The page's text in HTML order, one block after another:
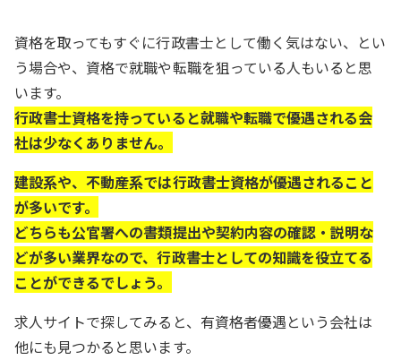
資格を取ってもすぐに行政書士として働く気はない、とい
う場合や、資格で就職や転職を狙っている人もいると思
います。
行政書士資格を持っていると就職や転職で優遇される会
社は少なくありません。
建設系や、不動産系では行政書士資格が優遇されること
が多いです。
どちらも公官署への書類提出や契約内容の確認・説明な
どが多い業界なので、行政書士としての知識を役立てる
ことができるでしょう。
求人サイトで探してみると、有資格者優遇という会社は
他にも見つかると思います。